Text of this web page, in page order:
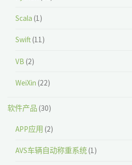
Scala (1)
Swift(11)
VB (2)
WeiXin (22)
软件产品(30)
APP应用 (2)
AVS车辆自动称重系统(1)